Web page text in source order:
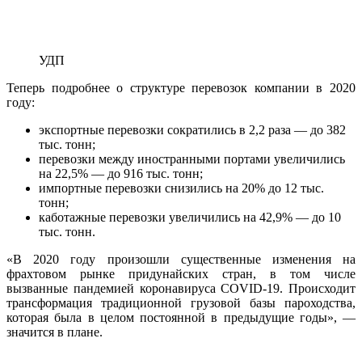
УДП
Теперь подробнее о структуре перевозок компании в 2020
году:
экспортные перевозки сократились в 2,2 раза — до 382
тыс. тонн;
перевозки между иностранными портами увеличились
на 22,5% — до 916 тыс. тонн;
импортные перевозки снизились на 20% до 12 тыс.
тонн;
каботажные перевозки увеличились на 42,9% — до 10
тыс. тонн.
«В 2020 году произошли существенные изменения на
фрахтовом рынке придунайских стран, в том числе
вызванные пандемией коронавируса COVID-19. Происходит
трансформация традиционной грузовой базы пароходства,
которая была в целом постоянной в предыдущие годы», —
значится в плане.